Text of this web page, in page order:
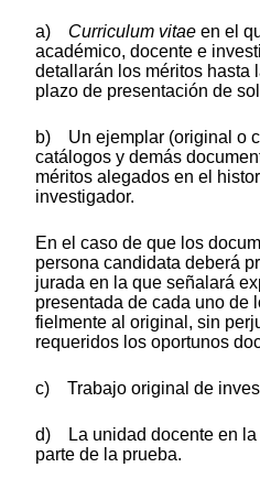
a) Curriculum vitae en el
académico, docente e
detallarán los méritos hasta
plazo de presentación de
b) Un ejemplar (original o
catálogos y demás
méritos alegados en el
investigador.
En el caso de que los
persona candidata deberá
jurada en la que señalará
presentada de cada uno de
fielmente al original, sin
requeridos los oportunos
c) Trabajo original de
d) La unidad docente en la
parte de la prueba.